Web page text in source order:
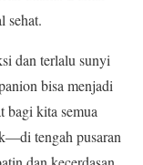
sehat.
dan terlalu sunyi
bisa menjadi
bagi kita semua
tengah pusaran